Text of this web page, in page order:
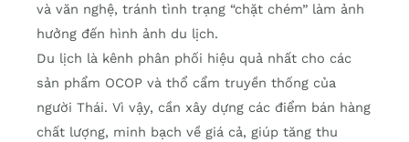
và văn nghệ, tránh tình trạng “chặt chém” làm ảnh
hưởng đến hình ảnh du lịch.
Du lịch là kênh phân phối hiệu quả nhất cho các
sản phẩm OCOP và thổ cẩm truyền thống của
người Thái. Vì vậy, cần xây dựng các điểm bán hàng
chất lượng, minh bạch về giá cả, giúp tăng thu